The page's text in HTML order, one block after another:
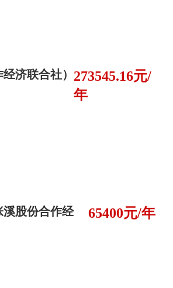
济联合社） 273545.16元/
年
溪股份合作经
65400元/年